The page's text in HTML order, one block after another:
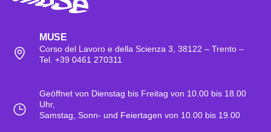
MUSE
Corso del Lavoro e della Scienza 3, 38122 – Trento –
Tel. +39 0461 270311
Geöffnet von Dienstag bis Freitag von 10.00 bis 18.00
Uhr,
Samstag, Sonn- und Feiertagen von 10.00 bis 19.00